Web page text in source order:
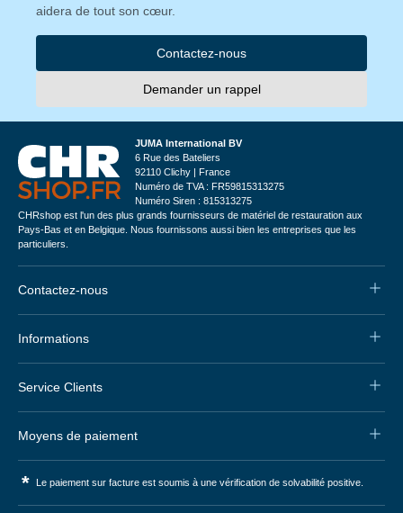
aidera de tout son cœur.
Contactez-nous
Demander un rappel
JUMA International BV
6 Rue des Bateliers
92110 Clichy | France
Numéro de TVA : FR59815313275
Numéro Siren : 815313275
CHRshop est l'un des plus grands fournisseurs de matériel de restauration aux
Pays-Bas et en Belgique. Nous fournissons aussi bien les entreprises que les
particuliers.
Contactez-nous
Informations
Service Clients
Moyens de paiement
* Le paiement sur facture est soumis à une vérification de solvabilité positive.